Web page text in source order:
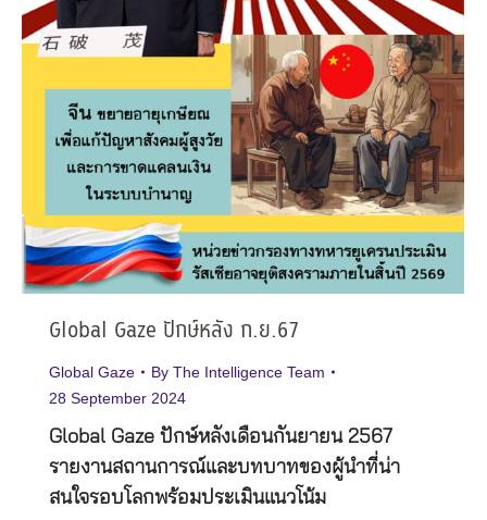
Global Gaze ปักษ์หลัง ก.ย.67
Global Gaze By The Intelligence Team
28 September 2024
Global Gaze ปักษ์หลังเดือนกันยายน 2567
รายงานสถานการณ์และบทบาทของผู้นำที่น่า
สนใจรอบโลกพร้อมประเมินแนวโน้ม